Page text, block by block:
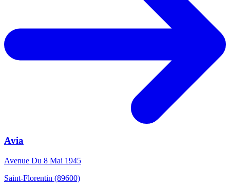
Avia
Avenue Du 8 Mai 1945
Saint-Florentin (89600)